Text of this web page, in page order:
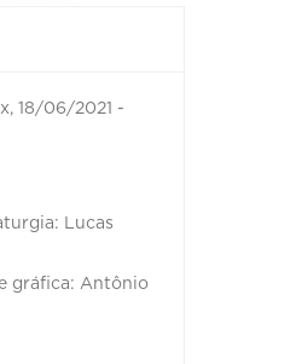
18/06/2021 -
Lucas
gráfica: Antônio